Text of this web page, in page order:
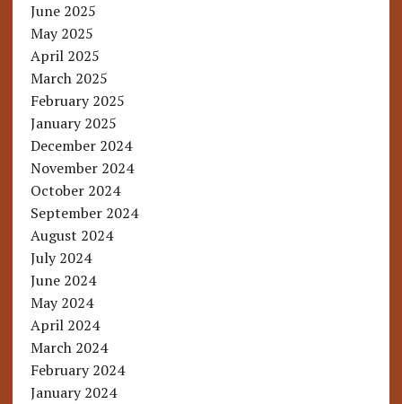
June 2025
May 2025
April 2025
March 2025
February 2025
January 2025
December 2024
November 2024
October 2024
September 2024
August 2024
July 2024
June 2024
May 2024
April 2024
March 2024
February 2024
January 2024